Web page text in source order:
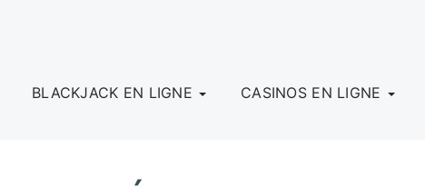
BLACKJACK EN LIGNE CASINOS EN LIGNE